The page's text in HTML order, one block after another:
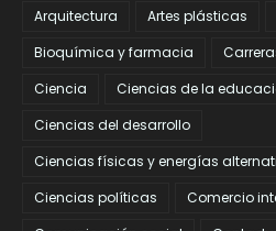
Arquitectura
Artes plásticas
Bioquímica y farmacia
Ciencia
Ciencias de la
Ciencias del desarrollo
Ciencias físicas y energías
Ciencias políticas
Comercio